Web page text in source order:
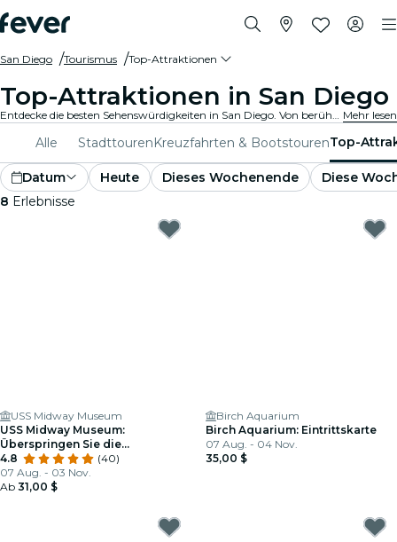
San Diego Tourismus Top-Attraktionen
Top-Attraktionen in San Diego
Entdecke die besten Sehenswürdigkeiten in San Diego. Von berühmten Wahrzeichen und kulturellen Hotspots bis hin zu atemberaubenden Parks und Geheimtipps. Erkunde mit diesen Erlebnissen die Orte, die man unbedingt gesehen haben muss. Entdecke, was San Diego wirklich einzigartig macht! Mehr lesen
Alle StadttourenKreuzfahrten & BootstourenTop-
Datum Heute Dieses Wochenende
Diese
8 Erlebnisse
USS Midway Museum
USS Midway Museum:
Überspringen Sie die
Warteschlange
4.8
(40)
07 Aug. - 03 Nov.
Ab 31,00 $
Birch Aquarium
Birch Aquarium: Eintrittskarte
07 Aug. - 04 Nov.
35,00 $